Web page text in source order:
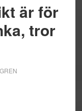
är för
tror